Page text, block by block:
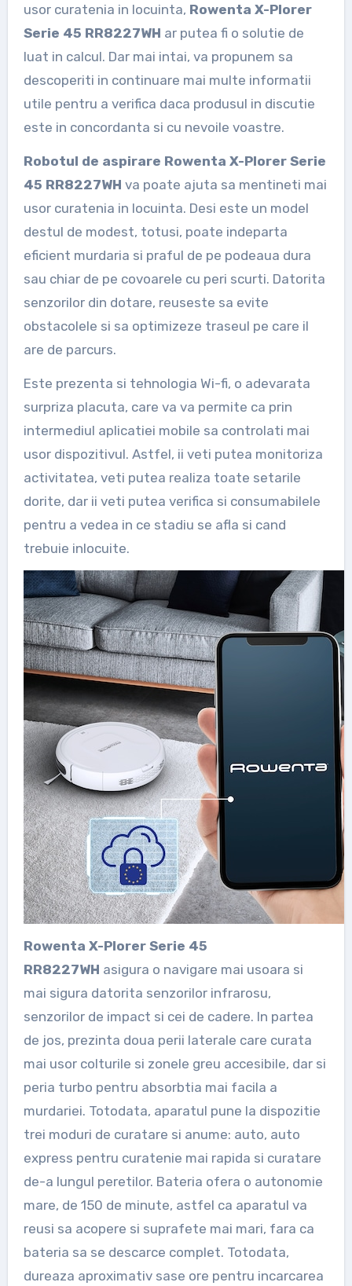
usor curatenia in locuinta, Rowenta X-Plorer
Serie 45 RR8227WH ar putea fi o solutie de
luat in calcul. Dar mai intai, va propunem sa
descoperiti in continuare mai multe informatii
utile pentru a verifica daca produsul in discutie
este in concordanta si cu nevoile voastre.
Robotul de aspirare Rowenta X-Plorer Serie
45 RR8227WH va poate ajuta sa mentineti mai
usor curatenia in locuinta. Desi este un model
destul de modest, totusi, poate indeparta
eficient murdaria si praful de pe podeaua dura
sau chiar de pe covoarele cu peri scurti. Datorita
senzorilor din dotare, reuseste sa evite
obstacolele si sa optimizeze traseul pe care il
are de parcurs.
Este prezenta si tehnologia Wi-fi, o adevarata
surpriza placuta, care va va permite ca prin
intermediul aplicatiei mobile sa controlati mai
usor dispozitivul. Astfel, ii veti putea monitoriza
activitatea, veti putea realiza toate setarile
dorite, dar ii veti putea verifica si consumabilele
pentru a vedea in ce stadiu se afla si cand
trebuie inlocuite.
Rowenta X-Plorer Serie 45
RR8227WH asigura o navigare mai usoara si
mai sigura datorita senzorilor infrarosu,
senzorilor de impact si cei de cadere. In partea
de jos, prezinta doua perii laterale care curata
mai usor colturile si zonele greu accesibile, dar si
peria turbo pentru absorbtia mai facila a
murdariei. Totodata, aparatul pune la dispozitie
trei moduri de curatare si anume: auto, auto
express pentru curatenie mai rapida si curatare
de-a lungul peretilor. Bateria ofera o autonomie
mare, de 150 de minute, astfel ca aparatul va
reusi sa acopere si suprafete mai mari, fara ca
bateria sa se descarce complet. Totodata,
dureaza aproximativ sase ore pentru incarcarea